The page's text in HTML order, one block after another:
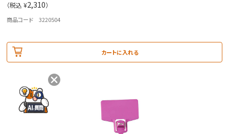
（税込 ¥2,310）
商品コード 3220504
カートに入れる